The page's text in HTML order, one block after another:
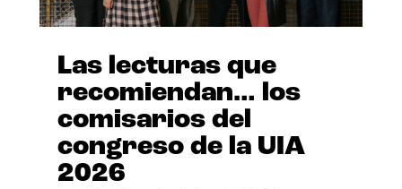
Las lecturas que
recomiendan… los
comisarios del
congreso de la UIA
2026